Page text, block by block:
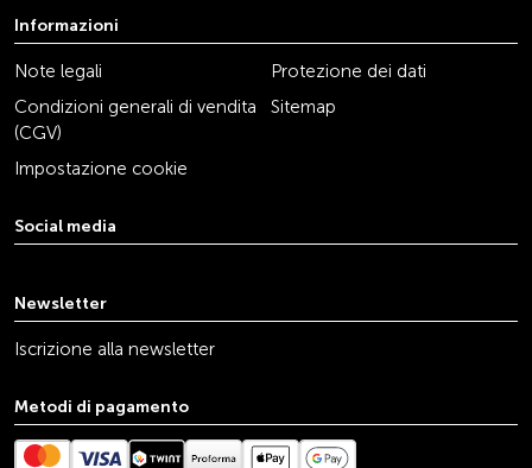
Informazioni
Note legali
Protezione dei dati
Condizioni generali di vendita
(CGV)
Sitemap
Impostazione cookie
Social media
Newsletter
Iscrizione alla newsletter
Metodi di pagamento